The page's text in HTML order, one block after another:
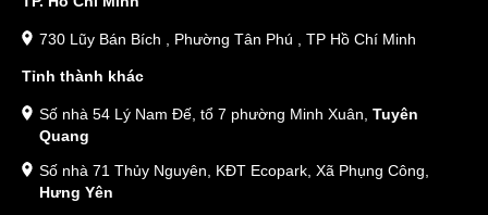
730 Lũy Bán Bích , Phường Tân Phú , TP Hồ Chí Minh
Tỉnh thành khác
Số nhà 54 Lý Nam Đế, tổ 7 phường Minh Xuân, Tuyên
Quang
Số nhà 71 Thủy Nguyên, KĐT Ecopark, Xã Phụng Công,
Hưng Yên